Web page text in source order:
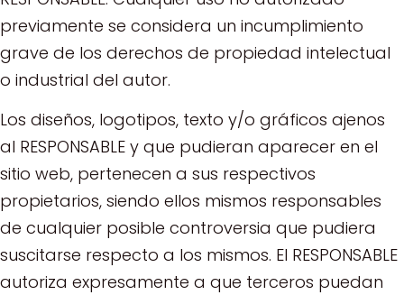
previamente se considera un incumplimiento
grave de los derechos de propiedad intelectual
o industrial del autor.
Los diseños, logotipos, texto y/o gráficos ajenos
al RESPONSABLE y que pudieran aparecer en el
sitio web, pertenecen a sus respectivos
propietarios, siendo ellos mismos responsables
de cualquier posible controversia que pudiera
suscitarse respecto a los mismos. El RESPONSABLE
autoriza expresamente a que terceros puedan